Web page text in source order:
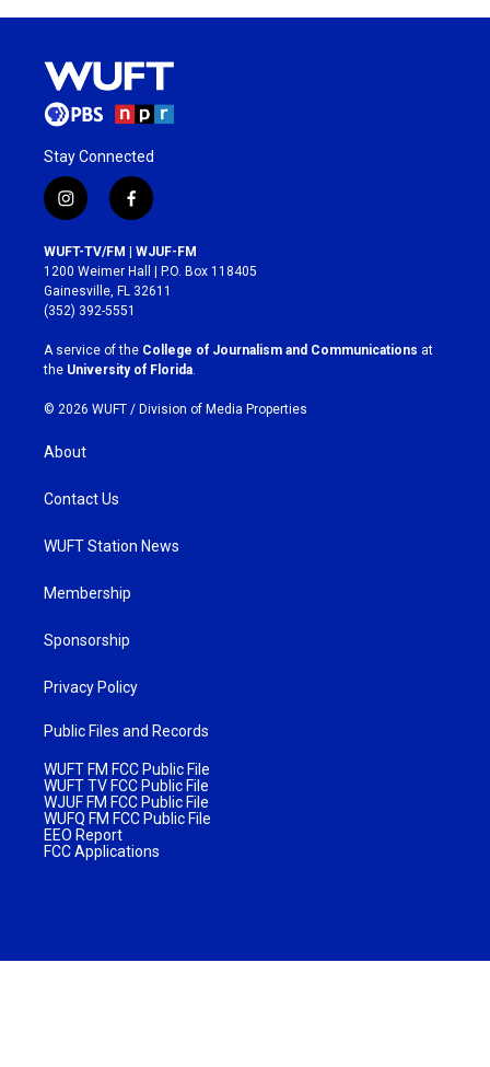
Stay Connected
i
n
s
t
a
g
r
a
m
f
a
c
e
b
o
k
WUFT-TV/FM | WJUF-FM
1200 Weimer Hall | P.O. Box 118405
Gainesville, FL 32611
(352) 392-5551
A service of the College of Journalism and Communications at
the University of Florida.
© 2026 WUFT / Division of Media Properties
About
Contact Us
WUFT Station News
Membership
Sponsorship
Privacy Policy
Public Files and Records
WUFT FM FCC Public File
WUFT TV FCC Public File
WJUF FM FCC Public File
WUFQ FM FCC Public File
EEO Report
FCC Applications